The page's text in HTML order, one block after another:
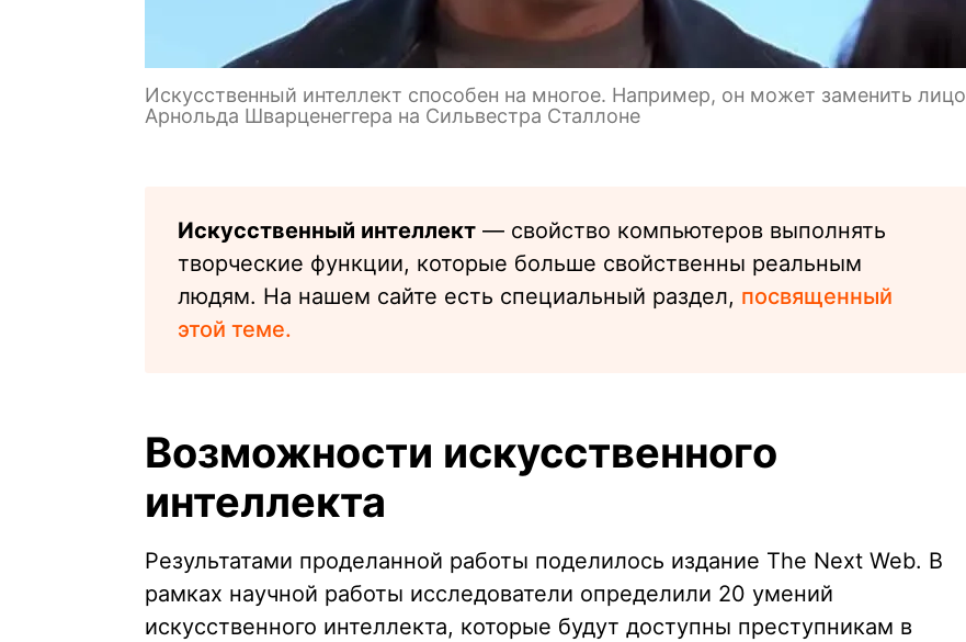
Искусственный интеллект способен на многое. Например, он может заменить лицо
Арнольда Шварценеггера на Сильвестра Сталлоне
Искусственный интеллект — свойство компьютеров выполнять
творческие функции, которые больше свойственны реальным
людям. На нашем сайте есть специальный раздел, посвященный
этой теме.
Возможности искусственного
интеллекта
Результатами проделанной работы поделилось издание The Next Web. В
рамках научной работы исследователи определили 20 умений
искусственного интеллекта, которые будут доступны преступникам в